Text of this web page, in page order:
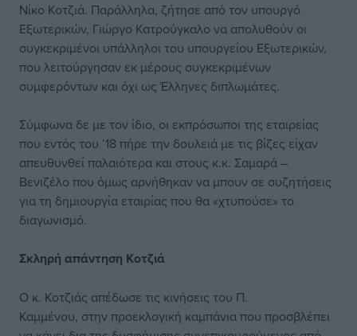
Νίκο Κοτζιά. Παράλληλα, ζήτησε από τον υπουργό
Εξωτερικών, Γιώργο Κατρούγκαλο να απολυθούν οι
συγκεκριμένοι υπάλληλοι του υπουργείου Εξωτερικών,
που λειτούργησαν εκ μέρους συγκεκριμένων
συμφερόντων και όχι ως Έλληνες διπλωμάτες.
Σύμφωνα δε με τον ίδιο, οι εκπρόσωποι της εταιρείας
που εντός του ’18 πήρε την δουλειά με τις βίζες είχαν
απευθυνθεί παλαιότερα και στους κ.κ. Σαμαρά –
Βενιζέλο που όμως αρνήθηκαν να μπουν σε συζητήσεις
για τη δημιουργία εταιρίας που θα «χτυπούσε» το
διαγωνισμό.
Σκληρή απάντηση Κοτζιά
Ο κ. Κοτζιάς απέδωσε τις κινήσεις του Π.
Καμμένου, στην προεκλογική καμπάνια που προσβλέπει